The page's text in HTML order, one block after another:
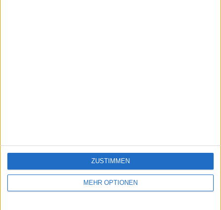
MEHR OPTIONEN
ZUSTIMMEN